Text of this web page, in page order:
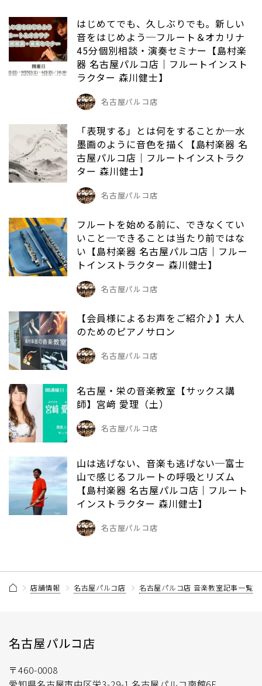
はじめてでも、久しぶりでも。新しい
音をはじめよう─フルート＆オカリナ
45分個別相談・演奏セミナー【島村楽
器 名古屋パルコ店｜フルートインスト
ラクター 森川健士】
名古屋パルコ店
「表現する」とは何をすることか─水
墨画のように音色を描く【島村楽器 名
古屋パルコ店｜フルートインストラク
ター 森川健士】
名古屋パルコ店
フルートを始める前に、できなくてい
いこと─できることは当たり前ではな
い【島村楽器 名古屋パルコ店｜フルー
トインストラクター 森川健士】
名古屋パルコ店
【会員様によるお声をご紹介♪】大人
のためのピアノサロン
名古屋パルコ店
名古屋・栄の音楽教室【サックス講
師】宮﨑 愛理（土）
名古屋パルコ店
山は逃げない、音楽も逃げない─富士
山で感じるフルートの呼吸とリズム
【島村楽器 名古屋パルコ店｜フルート
インストラクター 森川健士】
名古屋パルコ店
店舗情報 名古屋パルコ店 名古屋パルコ店 音楽教室記事一覧
名古屋パルコ店
〒460-0008